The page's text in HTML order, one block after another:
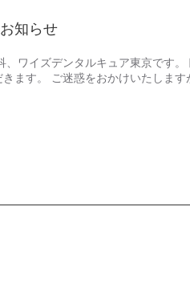
知らせ
ワイズデンタルキュア東京です。
ます。 ご迷惑をおかけいたしま